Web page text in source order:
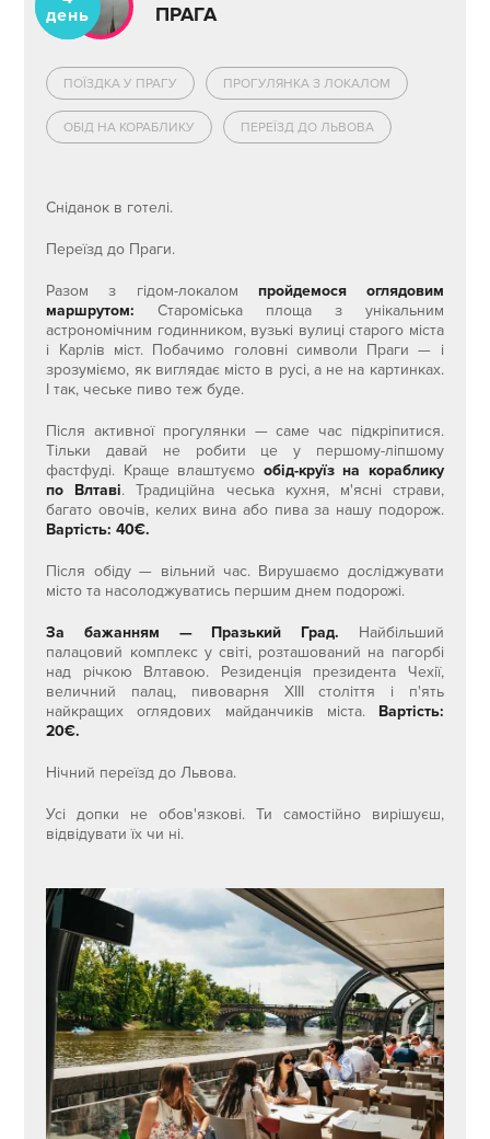
день
ПРАГА
ПОЇЗДКА У ПРАГУ ПРОГУЛЯНКА З ЛОКАЛОМ
ОБІД НА КОРАБЛИКУ ПЕРЕЇЗД ДО ЛЬВОВА
Сніданок в готелі.
Переїзд до Праги.
Разом з гідом-локалом пройдемося оглядовим
маршрутом:Староміська площа з унікальним
астрономічним годинником, вузькі вулиці старого міста
і Карлів міст. Побачимо головні символи Праги — і
зрозуміємо, як виглядає місто в русі, а не на картинках.
І так, чеське пиво теж буде.
Після активної прогулянки — саме час підкріпитися.
Тільки давай не робити це у першому-ліпшому
фастфуді. Краще влаштуємо обід-круїз на кораблику
по Влтаві. Традиційна чеська кухня, м'ясні страви,
багато овочів, келих вина або пива за нашу подорож.
Вартість: 40€.
Після обіду — вільний час. Вирушаємо досліджувати
місто та насолоджуватись першим днем подорожі.
За бажанням — Празький Град. Найбільший
палацовий комплекс у світі, розташований на пагорбі
над річкою Влтавою. Резиденція президента Чехії,
величний палац, пивоварня XIII століття і п'ять
найкращих оглядових майданчиків міста. Вартість:
20€.
Нічний переїзд до Львова.
Усі допки не обов'язкові. Ти самостійно вирішуєш,
відвідувати їх чи ні.